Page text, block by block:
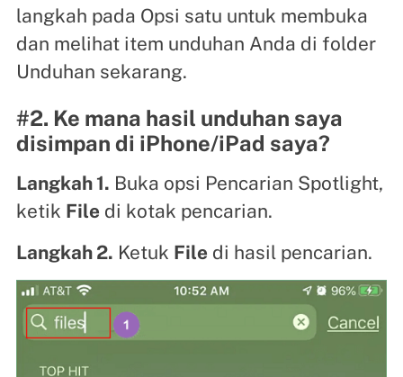
langkah pada Opsi satu untuk membuka
dan melihat item unduhan Anda di folder
Unduhan sekarang.
#2. Ke mana hasil unduhan saya
disimpan di iPhone/iPad saya?
Langkah 1. Buka opsi Pencarian Spotlight,
ketik File di kotak pencarian.
Langkah 2. Ketuk File di hasil pencarian.